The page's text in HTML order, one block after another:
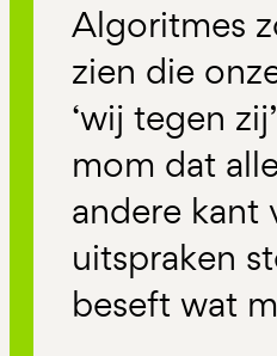
Algoritmes
zien die
‘wij tegen
mom dat
andere kant
uitspraken
beseft wat